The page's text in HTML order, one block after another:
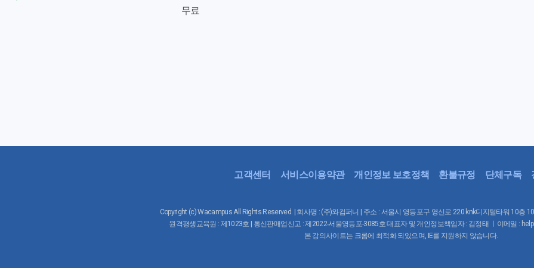
무료
고객센터 서비스이용약관 개인정보 보호정책 환불규정 단체구독
Copyright (c) Wacampus All Rights Reserved. | 회사명 : (주)와컴퍼니 | 주소 : 서울시 영등포구 영신로 220 knk디지털타워 10층
원격평생교육원 : 제1023호 | 통신판매업신고 : 제2022-서울영등포-3085호 대표자 및 개인정보책임자 : 김정태 ㅣ이메일 :
본 강의사이트는 크롬에 최적화 되있으며, IE를 지원하지 않습니다.